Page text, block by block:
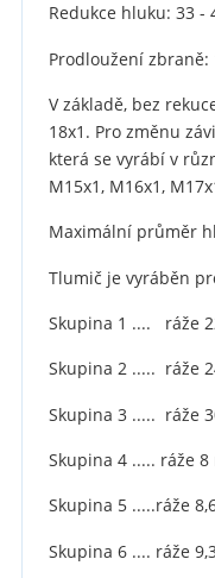
Redukce hluku: 33 -
Prodloužení zbraně:
V základě, bez
18x1. Pro změnu
která se vyrábí v
M15x1, M16x1,
Maximální průměr
Tlumič je vyráběn
Skupina 1 .... ráže
Skupina 2 ..... ráže
Skupina 3 ..... ráže
Skupina 4 ..... ráže 8
Skupina 5 .....ráže
Skupina 6 .... ráže